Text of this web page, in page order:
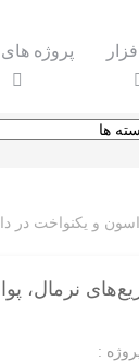
پروژه های
و یکنواخت در
نرمال،
: